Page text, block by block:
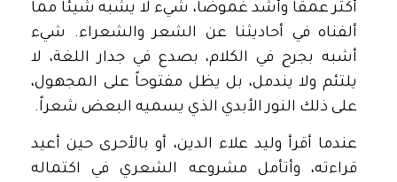
أكثر عمقاً وأشد غموضاً، شيء لا يشبه شيئاً مما
ألفناه في أحاديثنا عن الشعر والشعراء. شيء
أشبه بجرح في الكلام، بصدع في جدار اللغة، لا
يلتئم ولا يندمل، بل يظل مفتوحاً على المجهول،
على ذلك النور الأبدي الذي يسميه البعض شعراً.
عندما أقرأ وليد علاء الدين، أو بالأحرى حين أعيد
قراءته، وأتأمل مشروعه الشعري في اكتماله